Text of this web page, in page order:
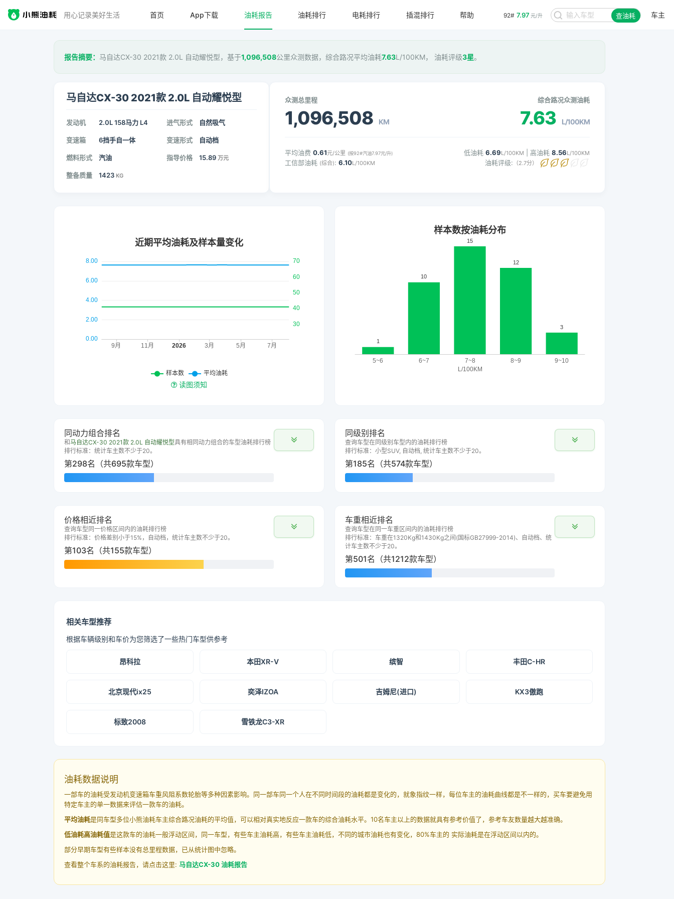
用心记录美好生活 92# 7.97 元/升 查油耗 车主
首页 App下载 油耗报告 油耗排行 电耗排行 插混排行 帮助
报告摘要： 马自达CX-30 2021款 2.0L 自动耀悦型，基于1,096,508公里众测数据，综合路况平均油耗7.63L/100KM， 油耗评级3星。
马自达CX-30 2021款 2.0L 自动耀悦型
发动机 2.0L 158马力 L4 进气形式 自然吸气
变速箱 6挡手自一体 变速形式 自动档
燃料形式 汽油 指导价格 15.89 万元
整备质量 1423 KG
众测总里程
1,096,508 KM
综合路况众测油耗
7.63 L/100KM
平均油费 0.61元/公里 (按92#汽油7.97元/升)
工信部油耗 (综合): 6.10L/100KM
低油耗 6.69L/100KM | 高油耗 8.56L/100KM
油耗评级: （2.7分）
读图须知
同动力组合排名
和马自达CX-30 2021款 2.0L 自动耀悦型具有相同动力组合的车型油耗排行榜
排行标准：统计车主数不少于20。
第298名（共695款车型）
同级别排名
查询车型在同级别车型内的油耗排行榜
排行标准：小型SUV, 自动档, 统计车主数不少于20。
第185名（共574款车型）
价格相近排名
查询车型同一价格区间内的油耗排行榜
排行标准：价格差别小于15%，自动档，统计车主数不少于20。
第103名（共155款车型）
车重相近排名
查询车型在同一车重区间内的油耗排行榜
排行标准：车重在1320Kg和1430Kg之间(国标GB27999-2014)、自动档、统
计车主数不少于20。
第501名（共1212款车型）
相关车型推荐
根据车辆级别和车价为您筛选了一些热门车型供参考
昂科拉 本田XR-V 缤智 丰田C-HR
北京现代ix25 奕泽IZOA 吉姆尼(进口) KX3傲跑
标致2008 雪铁龙C3-XR
油耗数据说明
一部车的油耗受发动机变速箱车重风阻系数轮胎等多种因素影响。同一部车同一个人在不同时间段的油耗都是变化的，就象指纹一样，每位车主的油耗曲线都是不一样的，买车要避免用
特定车主的单一数据来评估一款车的油耗。
平均油耗是同车型多位小熊油耗车主综合路况油耗的平均值，可以相对真实地反应一款车的综合油耗水平。10名车主以上的数据就具有参考价值了，参考车友数量越大越准确。
低油耗高油耗值是这款车的油耗一般浮动区间，同一车型，有些车主油耗高，有些车主油耗低，不同的城市油耗也有变化，80%车主的 实际油耗是在浮动区间以内的。
部分早期车型有些样本没有总里程数据，已从统计图中忽略。
查看整个车系的油耗报告，请点击这里: 马自达CX-30 油耗报告